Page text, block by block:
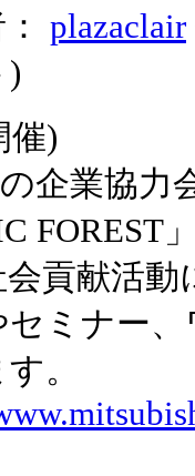
plazaclair
)
催)
企業協力
FOREST
貢献活動
セミナー
。